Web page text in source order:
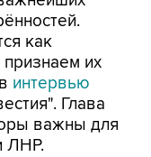
как
их
интервью
Глава
важны для
ЛНР.